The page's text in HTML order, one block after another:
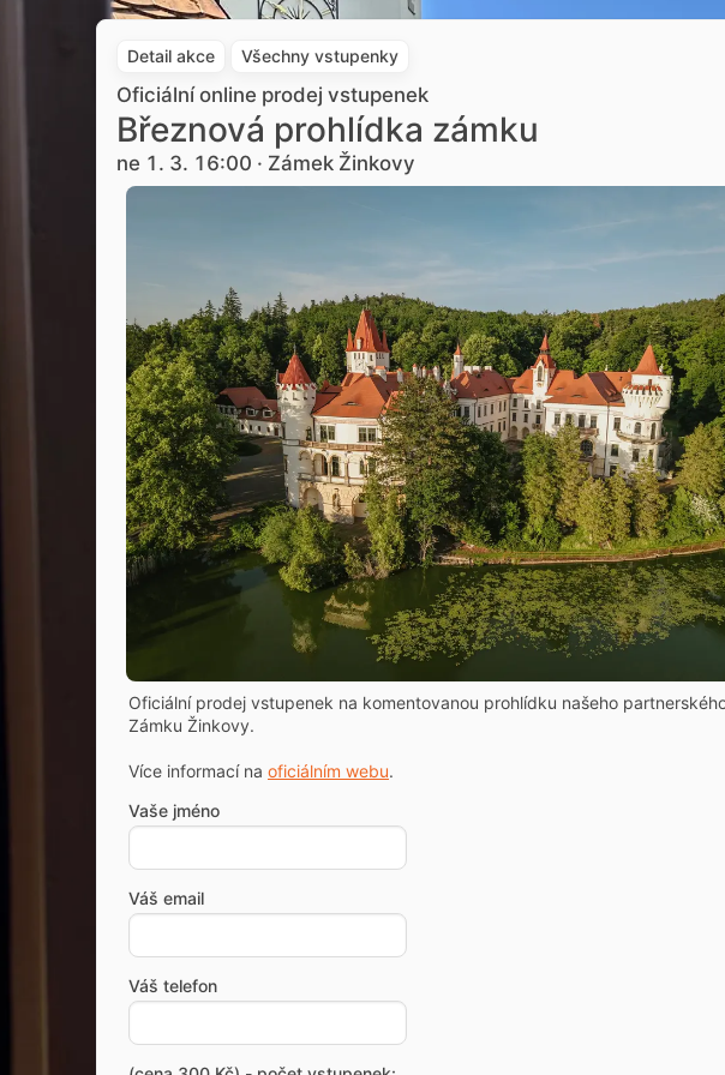
Detail akce Všechny vstupenky
Oficiální online prodej vstupenek
Březnová prohlídka zámku
ne 1. 3. 16:00 · Zámek Žinkovy
Oficiální prodej vstupenek na komentovanou prohlídku našeho
Zámku Žinkovy.
Více informací na oficiálním webu.
Vaše jméno
Váš email
Váš telefon